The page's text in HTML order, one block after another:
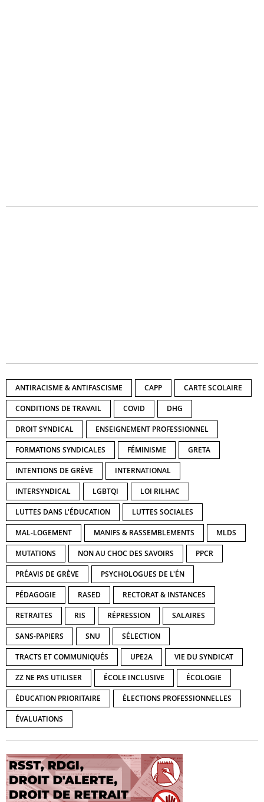
ANTIRACISME & ANTIFASCISME CAPP CARTE SCOLAIRE
CONDITIONS DE TRAVAIL COVID DHG
DROIT SYNDICAL ENSEIGNEMENT PROFESSIONNEL
FORMATIONS SYNDICALES FÉMINISME GRETA
INTENTIONS DE GRÈVE INTERNATIONAL
INTERSYNDICAL LGBTQI LOI RILHAC
LUTTES DANS L'ÉDUCATION LUTTES SOCIALES
MAL-LOGEMENT MANIFS & RASSEMBLEMENTS MLDS
MUTATIONS NON AU CHOC DES SAVOIRS PPCR
PRÉAVIS DE GRÈVE PSYCHOLOGUES DE L'ÉN
PÉDAGOGIE RASED RECTORAT & INSTANCES
RETRAITES RIS RÉPRESSION SALAIRES
SANS-PAPIERS SNU SÉLECTION
TRACTS ET COMMUNIQUÉS UPE2A VIE DU SYNDICAT
ZZ NE PAS UTILISER ÉCOLE INCLUSIVE ÉCOLOGIE
ÉDUCATION PRIORITAIRE ÉLECTIONS PROFESSIONNELLES
ÉVALUATIONS